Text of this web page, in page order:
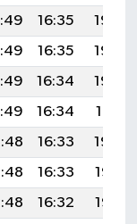
16:35
19:44
16:35
19:43
16:34
19:42
16:34
19:41
16:33
19:40
16:33
19:38
16:32
19:37